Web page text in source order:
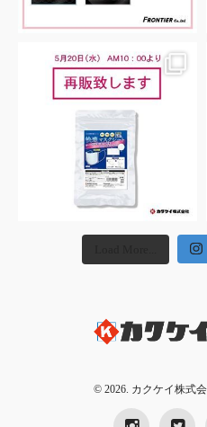
© 2026. カクケイ株式会